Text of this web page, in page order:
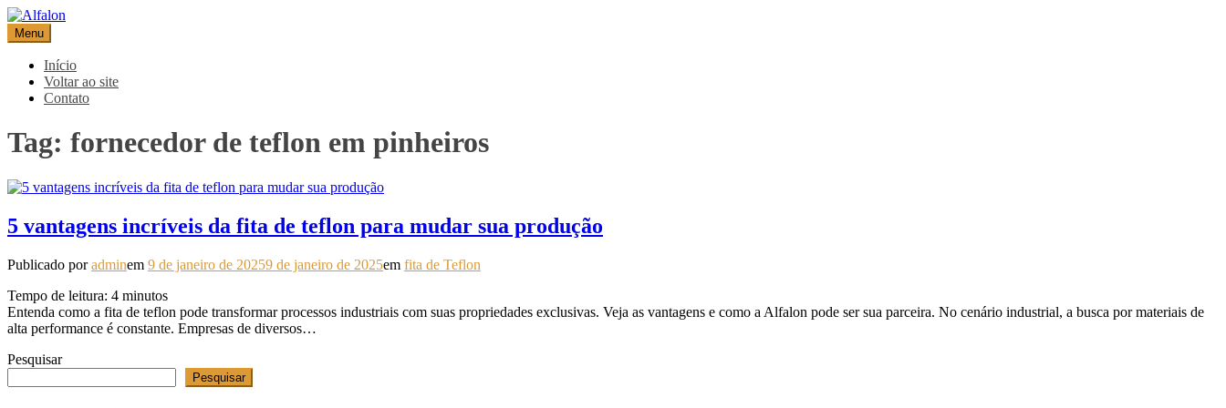
Pular
para
o
conteúdo
Alfalon
comércio e serviços pertinentes aos produtos de embalagens
Menu
Início
Voltar ao site
Contato
Tag: fornecedor de teflon em pinheiros
5 vantagens incríveis da fita de teflon para mudar sua produção
Publicado poradminem 9 de janeiro de 20259 de janeiro de 2025em fita de Teflon
Tempo de leitura: 4 minutos
Entenda como a fita de teflon pode transformar processos industriais com suas propriedades exclusivas. Veja as vantagens e como a Alfalon pode ser sua parceira. No cenário industrial, a busca por materiais de
alta performance é constante. Empresas de diversos…
Pesquisar
Pesquisar